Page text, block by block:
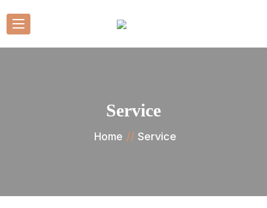
Service
Home Service